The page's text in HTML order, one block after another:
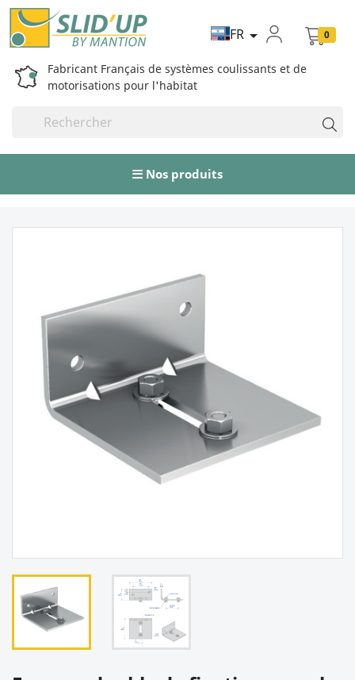
Fabricant Français de systèmes coulissants et de
motorisations pour l'habitat
FR  0
Nos produits